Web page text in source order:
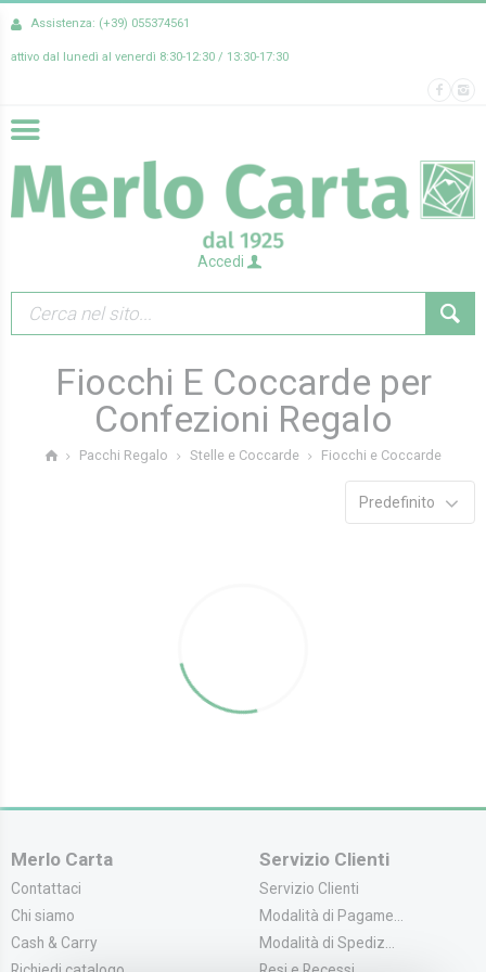
Assistenza: (+39) 055374561
attivo dal lunedì al venerdì 8:30-12:30 / 13:30-17:30
Accedi
Fiocchi E Coccarde per
Confezioni Regalo
Pacchi Regalo Stelle e Coccarde Fiocchi e Coccarde
Predefinito
Merlo Carta
Contattaci
Chi siamo
Cash & Carry
Servizio Clienti
Servizio Clienti
Modalità di Pagame...
Modalità di Spediz...